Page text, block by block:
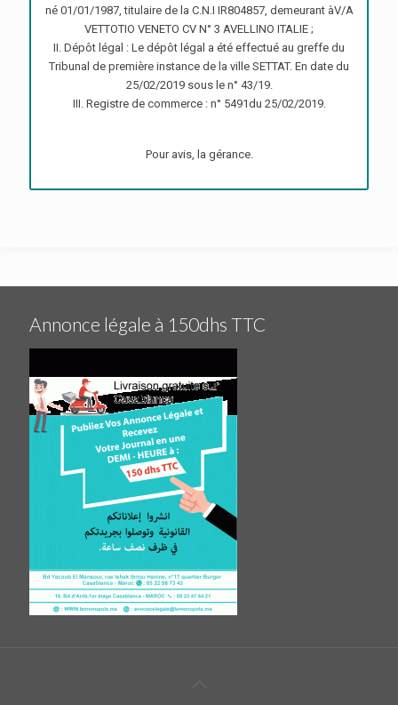
né 01/01/1987, titulaire de la C.N.I IR804857, demeurant àV/A
VETTOTIO VENETO CV N° 3 AVELLINO ITALIE ;
II. Dépôt légal : Le dépôt légal a été effectué au greffe du
Tribunal de première instance de la ville SETTAT. En date du
25/02/2019 sous le n° 43/19.
III. Registre de commerce : n° 5491du 25/02/2019.
Pour avis, la gérance.
Annonce légale à 150dhs TTC